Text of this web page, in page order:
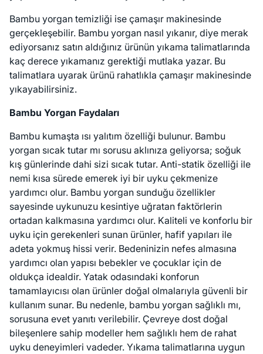
Bambu yorgan temizliği ise çamaşır makinesinde
gerçekleşebilir. Bambu yorgan nasıl yıkanır, diye merak
ediyorsanız satın aldığınız ürünün yıkama talimatlarında
kaç derece yıkamanız gerektiği mutlaka yazar. Bu
talimatlara uyarak ürünü rahatlıkla çamaşır makinesinde
yıkayabilirsiniz.
Bambu Yorgan Faydaları
Bambu kumaşta ısı yalıtım özelliği bulunur. Bambu
yorgan sıcak tutar mı sorusu aklınıza geliyorsa; soğuk
kış günlerinde dahi sizi sıcak tutar. Anti-statik özelliği ile
nemi kısa sürede emerek iyi bir uyku çekmenize
yardımcı olur. Bambu yorgan sunduğu özellikler
sayesinde uykunuzu kesintiye uğratan faktörlerin
ortadan kalkmasına yardımcı olur. Kaliteli ve konforlu bir
uyku için gerekenleri sunan ürünler, hafif yapıları ile
adeta yokmuş hissi verir. Bedeninizin nefes almasına
yardımcı olan yapısı bebekler ve çocuklar için de
oldukça idealdir. Yatak odasındaki konforun
tamamlayıcısı olan ürünler doğal olmalarıyla güvenli bir
kullanım sunar. Bu nedenle, bambu yorgan sağlıklı mı,
sorusuna evet yanıtı verilebilir. Çevreye dost doğal
bileşenlere sahip modeller hem sağlıklı hem de rahat
uyku deneyimleri vadeder. Yıkama talimatlarına uygun